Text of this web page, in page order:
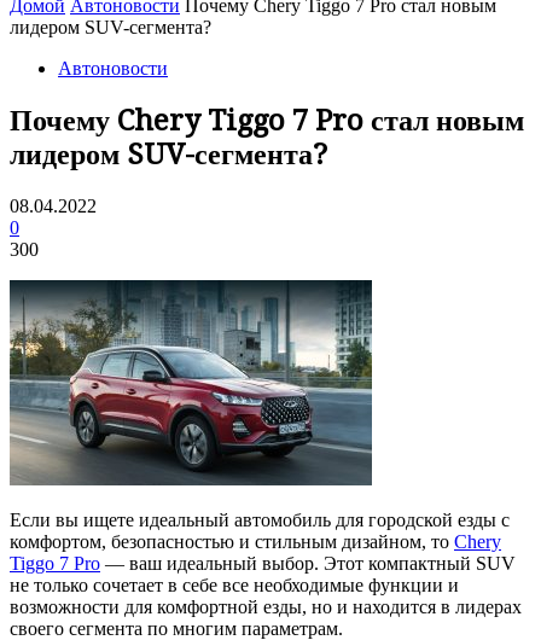
Домой Автоновости
Почему Chery Tiggo 7 Pro стал новым
лидером SUV-сегмента?
Автоновости
Почему Chery Tiggo 7 Pro стал новым
лидером SUV-сегмента?
08.04.2022
0
300
Если вы ищете идеальный автомобиль для городской езды с
комфортом, безопасностью и стильным дизайном, то Chery
Tiggo 7 Pro — ваш идеальный выбор. Этот компактный SUV
не только сочетает в себе все необходимые функции и
возможности для комфортной езды, но и находится в лидерах
своего сегмента по многим параметрам.